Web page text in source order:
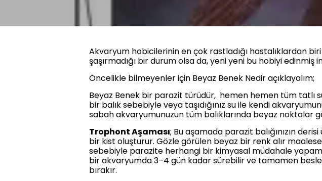
Akvaryum hobicilerinin en çok rastladığı hastalıklardan
şaşırmadığı bir durum olsa da, yeni yeni bu hobiyi edinmiş
Öncelikle bilmeyenler için Beyaz Benek Nedir açıklayalım;
Beyaz Benek bir parazit türüdür, hemen hemen tüm tatlı
bir balık sebebiyle veya taşıdığınız su ile kendi
sabah akvaryumunuzun tüm balıklarında beyaz noktalar
Trophont Aşaması; Bu aşamada parazit balığınızın
bir kist oluşturur. Gözle görülen beyaz bir renk alır
sebebiyle parazite herhangi bir kimyasal müdahale
bir akvaryumda 3–4 gün kadar sürebilir ve tamamen
bırakır.